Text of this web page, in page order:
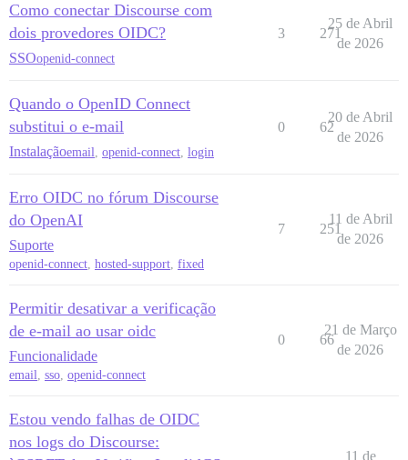
Como conectar Discourse com
dois provedores OIDC?
SSOopenid-connect
3 271
25 de Abril
de 2026
Quando o OpenID Connect
substitui o e-mail
Instalaçãoemail openid-connect login
0 62
20 de Abril
de 2026
Erro OIDC no fórum Discourse
do OpenAI
Suporte
openid-connect, hosted-support, fixed
7 251
11 de Abril
de 2026
Permitir desativar a verificação
de e-mail ao usar oidc
Funcionalidade
email, sso, openid-connect
0 66
21 de Março
de 2026
Estou vendo falhas de OIDC
nos logs do Discourse:
11 de